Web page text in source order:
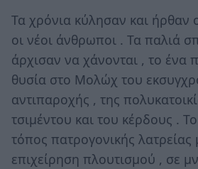
Τα χρόνια κύλησαν και ήρθαν
οι νέοι άνθρωποι . Τα παλιά
άρχισαν να χάνονται , το ένα
θυσία στο Μολώχ του
αντιπαροχής , της
τσιμέντου και του κέρδους .
τόπος πατρογονικής λατρείας
επιχείρηση πλουτισμού , σε